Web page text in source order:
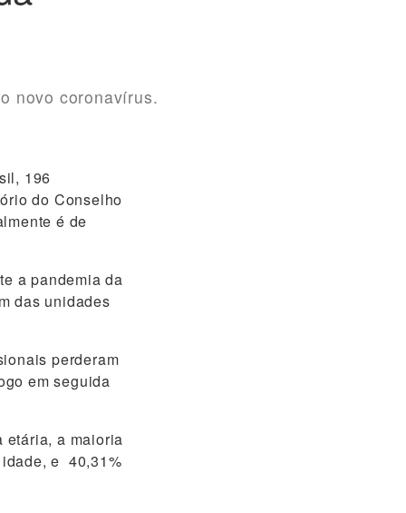
novo coronavírus.
196
do Conselho
é de
a pandemia da
das unidades
perderam
em seguida
etária, a maioria
e 40,31%